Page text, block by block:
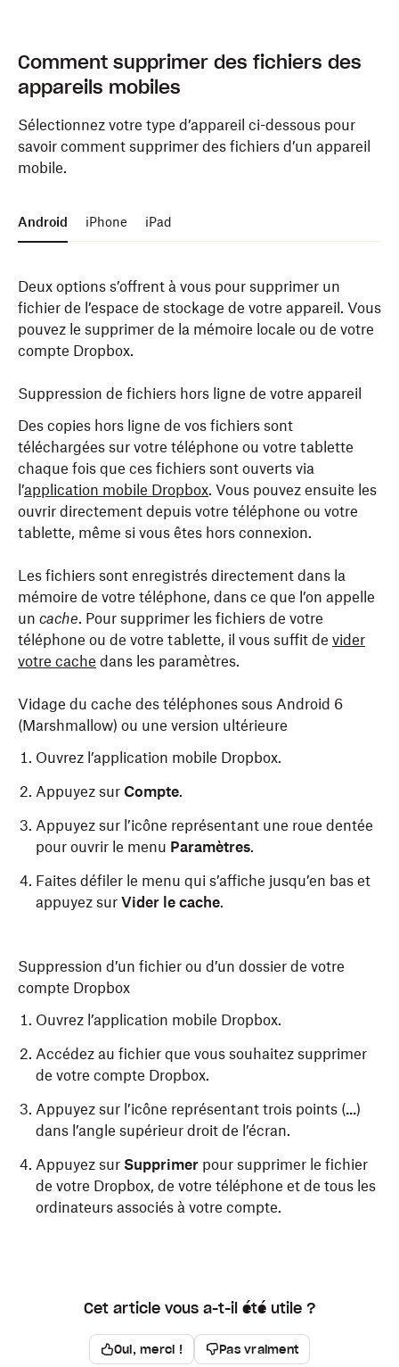
Comment supprimer des fichiers des
appareils mobiles
Sélectionnez votre type d’appareil ci-dessous pour
savoir comment supprimer des fichiers d’un appareil
mobile.
Android iPhone iPad
Deux options s’offrent à vous pour supprimer un
fichier de l’espace de stockage de votre appareil. Vous
pouvez le supprimer de la mémoire locale ou de votre
compte Dropbox.
Suppression de fichiers hors ligne de votre appareil
Des copies hors ligne de vos fichiers sont
téléchargées sur votre téléphone ou votre tablette
chaque fois que ces fichiers sont ouverts via
l’application mobile Dropbox. Vous pouvez ensuite les
ouvrir directement depuis votre téléphone ou votre
tablette, même si vous êtes hors connexion.
Les fichiers sont enregistrés directement dans la
mémoire de votre téléphone, dans ce que l’on appelle
un cache. Pour supprimer les fichiers de votre
téléphone ou de votre tablette, il vous suffit de vider
votre cache dans les paramètres.
Vidage du cache des téléphones sous Android 6
(Marshmallow) ou une version ultérieure
Ouvrez l’application mobile Dropbox.
Appuyez sur Compte.
Appuyez sur l’icône représentant une roue dentée
pour ouvrir le menu Paramètres.
Faites défiler le menu qui s’affiche jusqu’en bas et
appuyez sur Vider le cache.
Suppression d’un fichier ou d’un dossier de votre
compte Dropbox
Ouvrez l’application mobile Dropbox.
Accédez au fichier que vous souhaitez supprimer
de votre compte Dropbox.
Appuyez sur l’icône représentant trois points (...)
dans l’angle supérieur droit de l’écran.
Appuyez sur Supprimer pour supprimer le fichier
de votre Dropbox, de votre téléphone et de tous les
ordinateurs associés à votre compte.
des copies locales de fichiers que s’ils sont
disponibles hors ligne. L’icône hors connexion (coche
blanche dans un cercle vert) sera mise en surbrillance
copies locales de fichiers que s’ils sont disponibles
hors ligne. L’icône hors connexion (coche blanche
dans un cercle vert) sera mise en surbrillance dans
Cet article vous a-t-il été utile ?
Oui, merci ! Pas vraiment